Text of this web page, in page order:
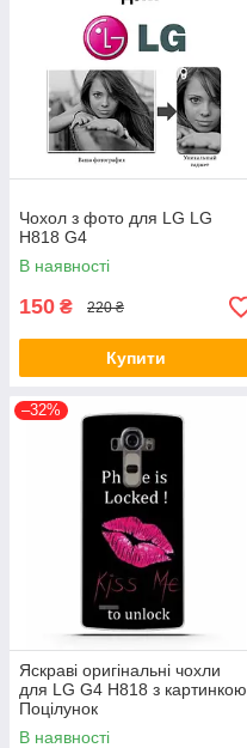
Чохол з фото для LG LG
H818 G4
В наявності
150 ₴ 220 ₴
Купити
–32%
Яскраві оригінальні чохли
для LG G4 H818 з картинкою
Поцілунок
В наявності